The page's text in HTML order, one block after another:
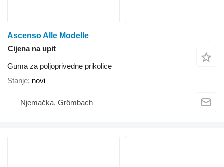
Ascenso Alle Modelle
Cijena na upit
Guma za poljoprivedne prikolice
Stanje novi
Njemačka, Grömbach